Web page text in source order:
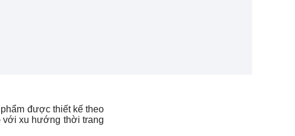
được thiết kế theo
với xu hướng thời trang